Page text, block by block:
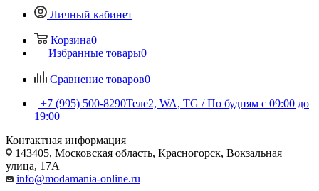
Личный кабинет
Корзина0
Избранные товары0
Сравнение товаров0
+7 (995) 500-8290Теле2, WA, TG / По будням c 09:00 до
19:00
Контактная информация
143405, Московская область, Красногорск, Вокзальная
улица, 17А
info@modamania-online.ru